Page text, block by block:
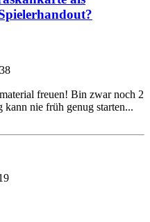
freuen! Bin zwar noch 2
nie früh genug starten...